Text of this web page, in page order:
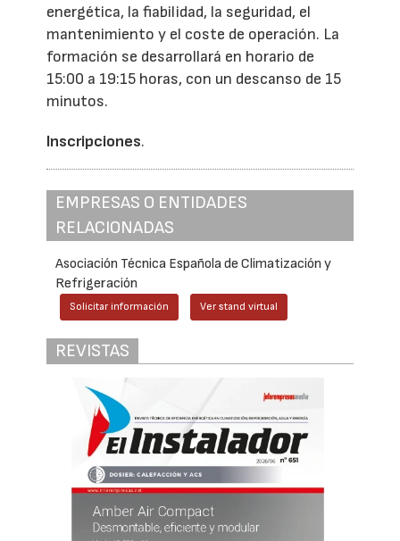
energética, la fiabilidad, la seguridad, el
mantenimiento y el coste de operación. La
formación se desarrollará en horario de
15:00 a 19:15 horas, con un descanso de 15
minutos.
Inscripciones.
EMPRESAS O ENTIDADES
RELACIONADAS
Asociación Técnica Española de Climatización y
Refrigeración
Solicitar información Ver stand virtual
REVISTAS